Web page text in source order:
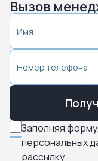
Вызов
Заполняя
персональных
рассылку